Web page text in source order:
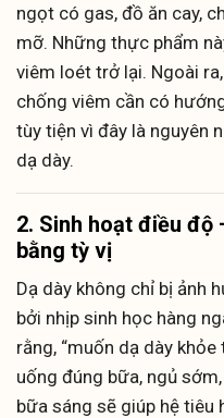
ngọt có gas, đồ ăn cay,
mỡ. Những thực phẩm
viêm loét trở lại. Ngoài
chống viêm cần có
tùy tiện vì đây là nguyên
dạ dày.
2. Sinh hoạt điều độ
bằng tỳ vị
Dạ dày không chỉ bị ảnh
bởi nhịp sinh học hàng
rằng, “muốn dạ dày
uống đúng bữa, ngủ
bữa sáng sẽ giúp hệ tiêu